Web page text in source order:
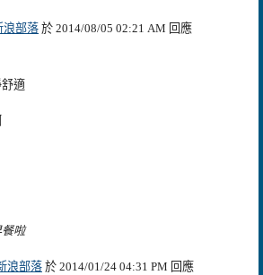
浪部落 於 2014/08/05 02:21 AM 回應
適
啦
浪部落 於 2014/01/24 04:31 PM 回應